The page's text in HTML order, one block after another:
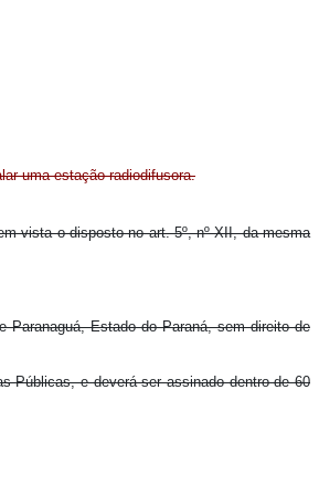
uma estação radiodifusora.
vista o disposto no art. 5º, nº XII, da mesma
Paranaguá, Estado do Paraná, sem direito de
Públicas, e deverá ser assinado dentro de 60